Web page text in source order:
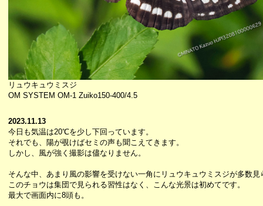
リュウキュウミスジ
OM SYSTEM OM-1 Zuiko150-400/4.5
2023.11.13
今日も気温は20℃を少し下回っています。
それでも、陽が覗けばセミの声も聞こえてきます。
しかし、風が強く撮影は儘なりません。
そんな中、あまり風の影響を受けない一角にリュウキュウミスジが多数見
このチョウは集団で見られる習性はなく、こんな光景は初めてです。
最大で画面内に8頭も。